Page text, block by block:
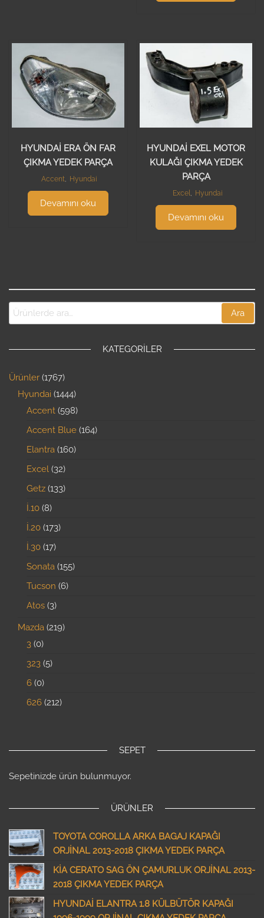
HYUNDAİ ERA ÖN FAR
ÇIKMA YEDEK PARÇA
Accent, Hyundai
Devamını oku
HYUNDAİ EXEL MOTOR
KULAĞI ÇIKMA YEDEK
PARÇA
Excel, Hyundai
Devamını oku
Ara
KATEGORILER
Ürünler 1767
Hyundai 1444
Accent 598
Accent Blue 164
Elantra 160
Excel 32
Getz 133
İ.10 8
İ.20 173
İ.30 17
Sonata 155
Tucson 6
Atos 3
Mazda 219
3 0
323 5
6 0
626 212
SEPET
Sepetinizde ürün bulunmuyor.
ÜRÜNLER
TOYOTA COROLLA ARKA BAGAJ KAPAĞI
ORJİNAL 2013-2018 ÇIKMA YEDEK PARÇA
KİA CERATO SAG ÖN ÇAMURLUK ORJİNAL 2013-
2018 ÇIKMA YEDEK PARÇA
HYUNDAİ ELANTRA 1.8 KÜLBÜTÖR KAPAĞI